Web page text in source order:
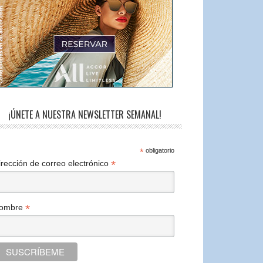
¡ÚNETE A NUESTRA NEWSLETTER SEMANAL!
* obligatorio
de correo electrónico *
*